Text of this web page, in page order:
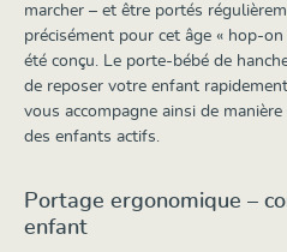
marcher – et être portés
précisément pour cet âge « hop-
été conçu. Le porte-bébé de
de reposer votre enfant
vous accompagne ainsi de
des enfants actifs.
Portage ergonomique –
enfant